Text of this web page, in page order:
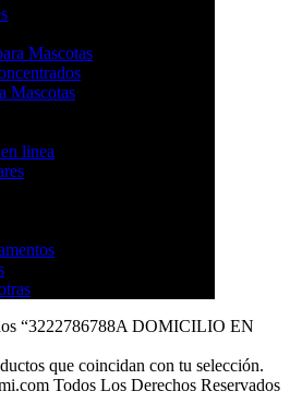
Mascotas
Mascotas
linea
“3222786788A DOMICILIO EN
que coincidan con tu selección.
Todos Los Derechos Reservados